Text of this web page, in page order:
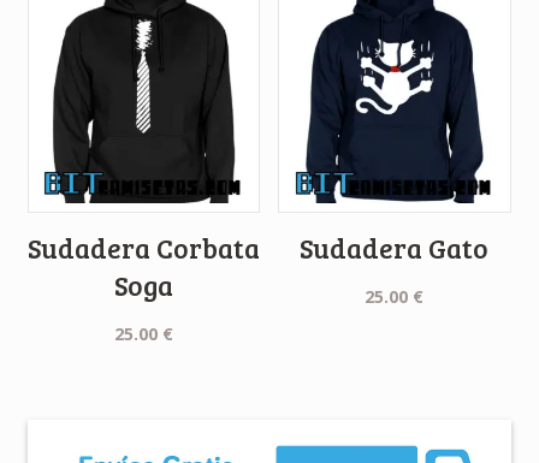
Sudadera Corbata
Soga
25.00 €
Sudadera Gato
25.00 €